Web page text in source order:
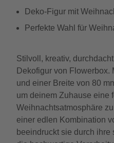
Deko-Figur mit
Perfekte Wahl für
Stilvoll, kreativ,
Dekofigur von Flowerbox.
und einer Breite von 80
um deinem Zuhause eine
Weihnachtsatmosphäre
einer edlen Kombination
beeindruckt sie durch ihre